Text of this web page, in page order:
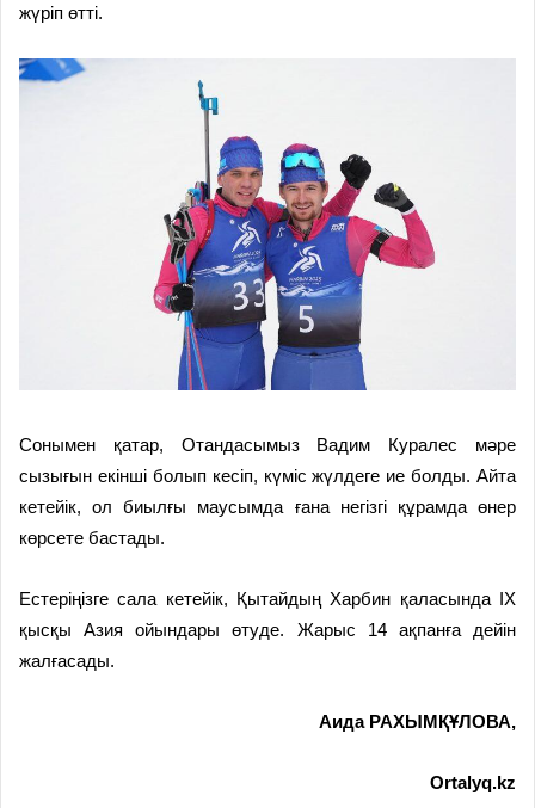
жүріп өтті.
Сонымен қатар, Отандасымыз Вадим Куралес мәре
сызығын екінші болып кесіп, күміс жүлдеге ие болды. Айта
кетейік, ол биылғы маусымда ғана негізгі құрамда өнер
көрсете бастады.
Естеріңізге сала кетейік, Қытайдың Харбин қаласында IX
қысқы Азия ойындары өтуде. Жарыс 14 ақпанға дейін
жалғасады.
Аида РАХЫМҚҰЛОВА,
Ortalyq.kz